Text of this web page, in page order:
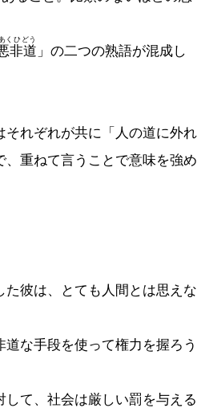
非道
くひどう
」の二つの熟語が混成し
それぞれが共に「人の道に外れ
、重ねて言うことで意味を強め
た彼は、とても人間とは思えな
道な手段を使って権力を握ろう
して、社会は厳しい罰を与える